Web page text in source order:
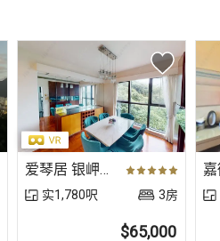
爱琴居 银岬路5号〈别墅〉
实1,780呎 3房
$65,000